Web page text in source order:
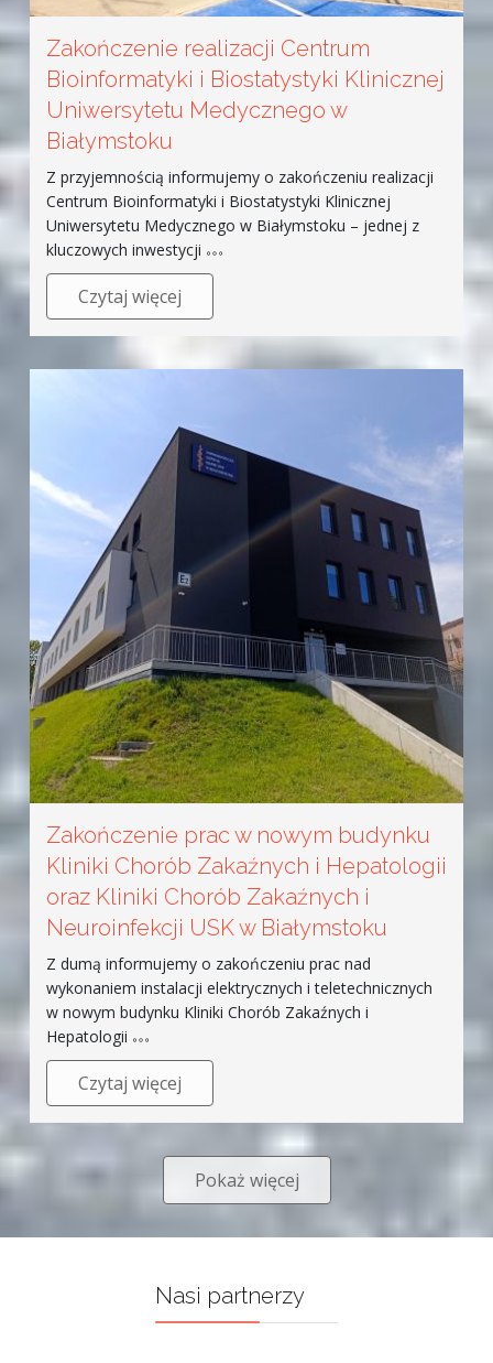
Zakończenie realizacji Centrum
Bioinformatyki i Biostatystyki Klinicznej
Uniwersytetu Medycznego w
Białymstoku
Z przyjemnością informujemy o zakończeniu realizacji
Centrum Bioinformatyki i Biostatystyki Klinicznej
Uniwersytetu Medycznego w Białymstoku – jednej z
kluczowych inwestycji
Czytaj więcej
Zakończenie prac w nowym budynku
Kliniki Chorób Zakaźnych i Hepatologii
oraz Kliniki Chorób Zakaźnych i
Neuroinfekcji USK w Białymstoku
Z dumą informujemy o zakończeniu prac nad
wykonaniem instalacji elektrycznych i teletechnicznych
w nowym budynku Kliniki Chorób Zakaźnych i
Hepatologii
Czytaj więcej
Pokaż więcej
Nasi partnerzy